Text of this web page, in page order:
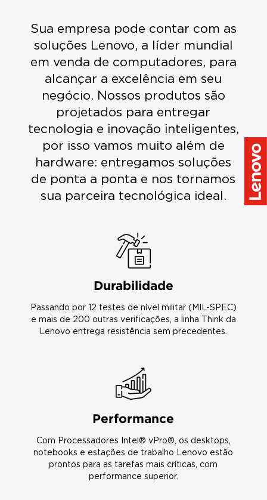
Sua empresa pode contar com as
soluções Lenovo, a líder mundial
em venda de computadores, para
alcançar a excelência em seu
negócio. Nossos produtos são
projetados para entregar
tecnologia e inovação inteligentes,
por isso vamos muito além de
hardware: entregamos soluções
de ponta a ponta e nos tornamos
sua parceira tecnológica ideal.
Durabilidade
Passando por 12 testes de nível militar (MIL-SPEC)
e mais de 200 outras verificações, a linha Think da
Lenovo entrega resistência sem precedentes.
Performance
Com Processadores Intel® vPro®, os desktops,
notebooks e estações de trabalho Lenovo estão
prontos para as tarefas mais críticas, com
performance superior.